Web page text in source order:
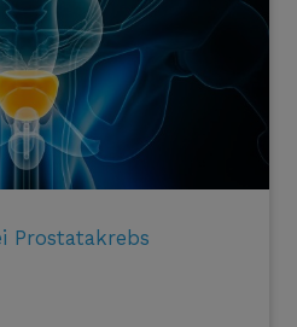
Prostatakrebs